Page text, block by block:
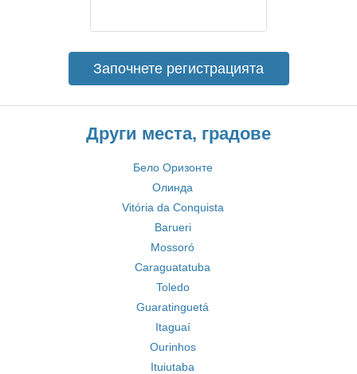
Започнете регистрацията
Други места, градове
Бело Оризонте
Олинда
Vitória da Conquista
Barueri
Mossoró
Caraguatatuba
Toledo
Guaratinguetá
Itaguaí
Ourinhos
Ituiutaba